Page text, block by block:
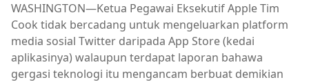
WASHINGTON—Ketua Pegawai Eksekutif Apple Tim
Cook tidak bercadang untuk mengeluarkan platform
media sosial Twitter daripada App Store (kedai
aplikasinya) walaupun terdapat laporan bahawa
gergasi teknologi itu mengancam berbuat demikian